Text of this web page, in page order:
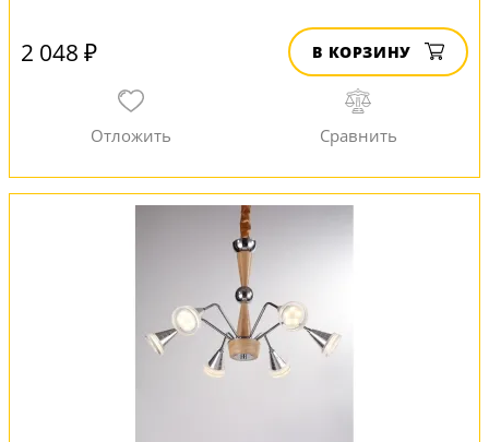
2 048 ₽ В КОРЗИНУ